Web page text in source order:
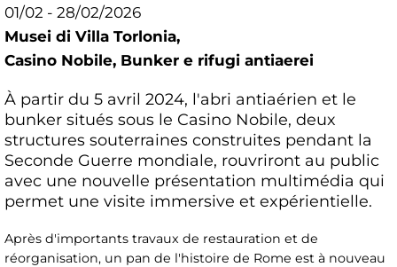
01/02 - 28/02/2026
Musei di Villa Torlonia,
Casino Nobile, Bunker e rifugi antiaerei
À partir du 5 avril 2024, l'abri antiaérien et le
bunker situés sous le Casino Nobile, deux
structures souterraines construites pendant la
Seconde Guerre mondiale, rouvriront au public
avec une nouvelle présentation multimédia qui
permet une visite immersive et expérientielle.
Après d'importants travaux de restauration et de
réorganisation, un pan de l'histoire de Rome est à nouveau